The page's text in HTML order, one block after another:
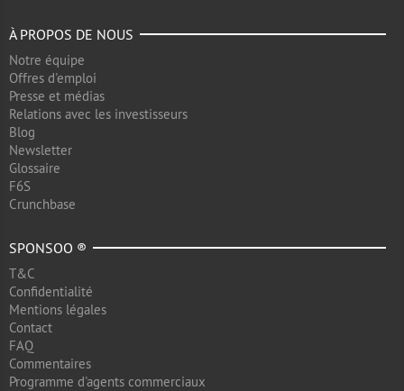
À PROPOS DE NOUS
Notre équipe
Offres d'emploi
Presse et médias
Relations avec les investisseurs
Blog
Newsletter
Glossaire
F6S
Crunchbase
SPONSOO ®
T&C
Confidentialité
Mentions légales
Contact
FAQ
Commentaires
Programme d'agents commerciaux